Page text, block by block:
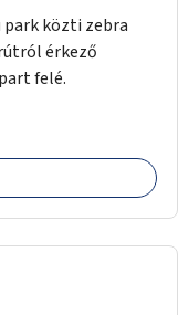
park közti zebra
érkező
felé.